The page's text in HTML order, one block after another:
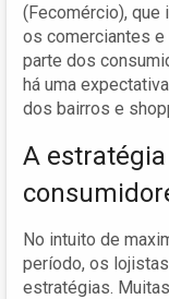
(Fecomércio), que
os comerciantes e
parte dos
há uma
dos bairros e
A
No intuito de
período, os
estratégias.